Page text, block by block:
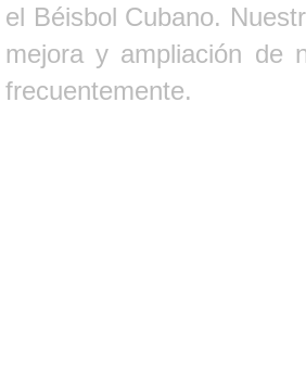
el Béisbol Cubano.
mejora y ampliación de
frecuentemente.